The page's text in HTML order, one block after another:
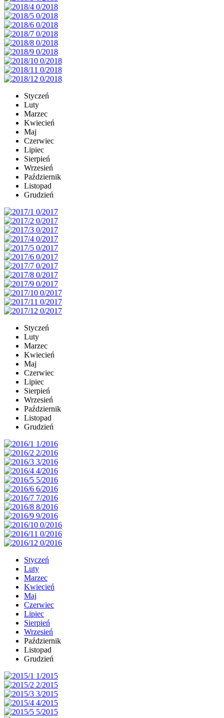
Styczeń
Luty
Marzec
Kwiecień
Maj
Czerwiec
Lipiec
Sierpień
Wrzesień
Październik
Listopad
Grudzień
Styczeń
Luty
Marzec
Kwiecień
Maj
Czerwiec
Lipiec
Sierpień
Wrzesień
Październik
Listopad
Grudzień
Styczeń
Luty
Marzec
Kwiecień
Maj
Czerwiec
Lipiec
Sierpień
Wrzesień
Październik
Listopad
Grudzień